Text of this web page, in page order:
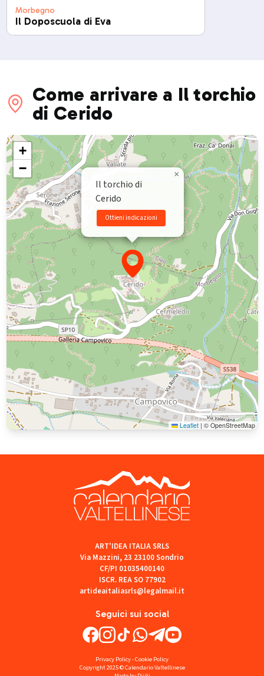
Morbegno
Il Doposcuola di Eva
Come arrivare a Il torchio
di Cerido
Il torchio di
Cerido
Ottieni indicazioni
×
+
−
Leaflet | © OpenStreetMap
Seguici sui social
ART'IDEA ITALIA SRLS
Via Mazzini, 23 23100 Sondrio
CF/PI 01035400140
ISCR. REA SO 77902
artideaitaliasrls@legalmail.it
Privacy Policy-Cookie Policy
Copyright 2025 © Calendario Valtellinese